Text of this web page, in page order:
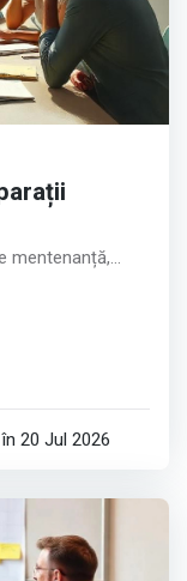
mentenanță,
dinamic, cu
și îți place
în 20 Jul 2026